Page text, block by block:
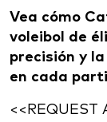
Vea cómo
voleibol de
precisión y
en cada
<<REQUEST